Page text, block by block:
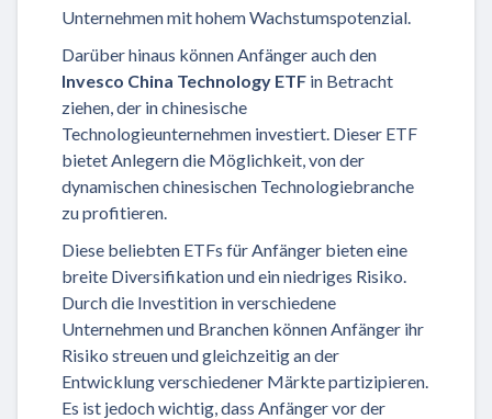
Unternehmen mit hohem Wachstumspotenzial.
Darüber hinaus können Anfänger auch den
Invesco China Technology ETF in Betracht
ziehen, der in chinesische
Technologieunternehmen investiert. Dieser ETF
bietet Anlegern die Möglichkeit, von der
dynamischen chinesischen Technologiebranche
zu profitieren.
Diese beliebten ETFs für Anfänger bieten eine
breite Diversifikation und ein niedriges Risiko.
Durch die Investition in verschiedene
Unternehmen und Branchen können Anfänger ihr
Risiko streuen und gleichzeitig an der
Entwicklung verschiedener Märkte partizipieren.
Es ist jedoch wichtig, dass Anfänger vor der